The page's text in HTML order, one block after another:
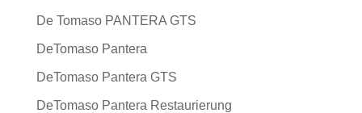
De Tomaso PANTERA GTS
DeTomaso Pantera
DeTomaso Pantera GTS
DeTomaso Pantera Restaurierung